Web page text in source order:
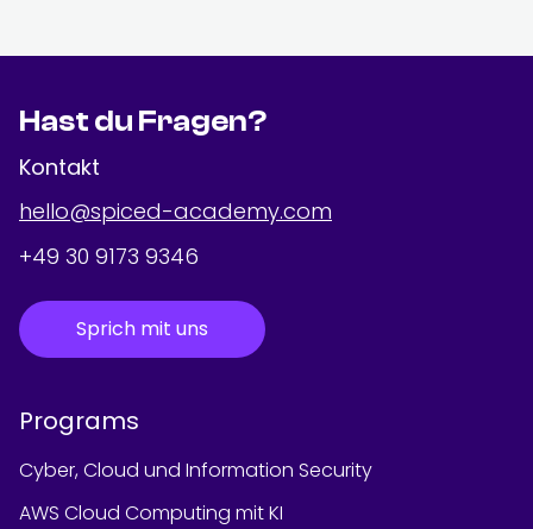
Hast du Fragen?
Kontakt
hello@spiced-academy.com
+49 30 9173 9346
Sprich mit uns
Programs
Cyber, Cloud und Information Security
AWS Cloud Computing mit KI